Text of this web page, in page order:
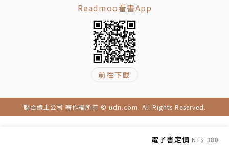
電子書定價 NT$ 380
秉持著「改變身體就能改變心靈，人生也會隨之改變」
的理念，他成立了個人健身房hu-ReVo。目前以正念
演講者的身分，指導無數經營者、模特兒、醫師、日本
審訂者簡介
Readmoo看書App
前往下載
聯合線上公司 著作權所有 © udn.com. All Rights Reserved.